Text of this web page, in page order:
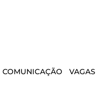
COMUNICAÇÃO VAGAS